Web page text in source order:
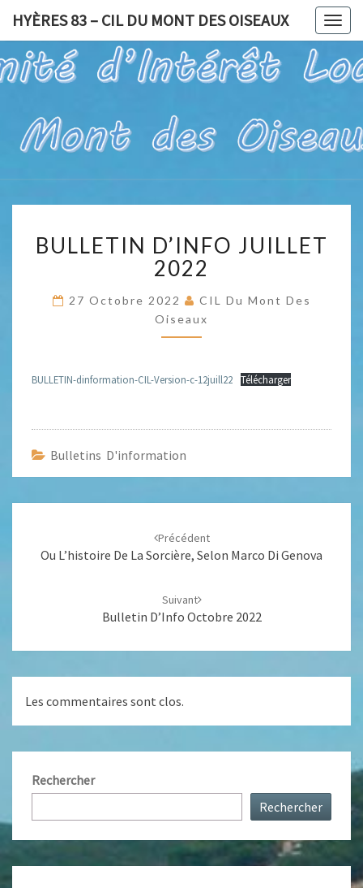
HYÈRES 83 – CIL DU MONT DES OISEAUX
HYÈRES
83 – CIL
MONT
DES
OISEAUX
Pour Un Site
Exceptionnel,
À Valoriser
Et Préserver
D’INFO
JUILLET
2022
BULLETIN D’INFO JUILLET
2022
27 Octobre 2022
CIL Du Mont Des
Oiseaux
BULLETIN-dinformation-CIL-Version-c-12juill22 Télécharger
Bulletins D'information
Précédent
Ou L’histoire De La Sorcière, Selon Marco Di Genova
Suivant
Bulletin D’Info Octobre 2022
Les commentaires sont clos.
Rechercher
Rechercher